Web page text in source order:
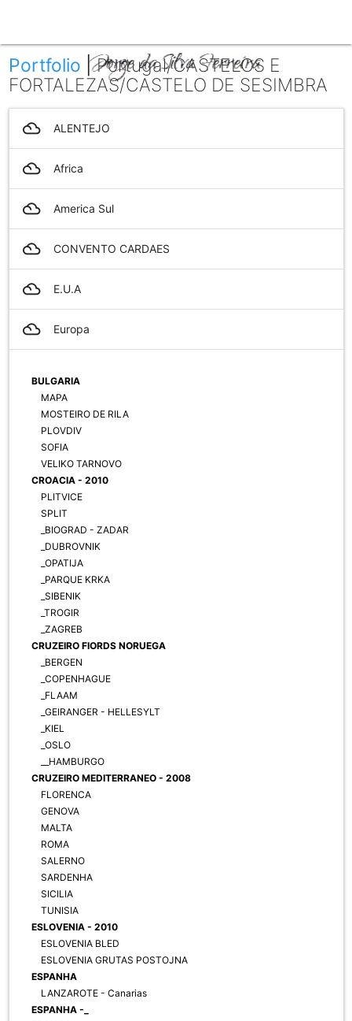
Portfolio |Portugal/CASTELOS E
FORTALEZAS/CASTELO DE SESIMBRA
filter_drama ALENTEJO
filter_drama Africa
filter_drama America Sul
filter_drama CONVENTO CARDAES
filter_drama E.U.A
filter_drama Europa
BULGARIA
MAPA
MOSTEIRO DE RILA
PLOVDIV
SOFIA
VELIKO TARNOVO
CROACIA - 2010
PLITVICE
SPLIT
_BIOGRAD - ZADAR
_DUBROVNIK
_OPATIJA
_PARQUE KRKA
_SIBENIK
_TROGIR
_ZAGREB
CRUZEIRO FIORDS NORUEGA
_BERGEN
_COPENHAGUE
_FLAAM
_GEIRANGER - HELLESYLT
_KIEL
_OSLO
__HAMBURGO
CRUZEIRO MEDITERRANEO - 2008
FLORENCA
GENOVA
MALTA
ROMA
SALERNO
SARDENHA
SICILIA
TUNISIA
ESLOVENIA - 2010
ESLOVENIA BLED
ESLOVENIA GRUTAS POSTOJNA
ESPANHA
LANZAROTE - Canarias
ESPANHA -_